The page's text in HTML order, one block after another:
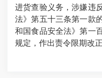
进货查验义务，涉嫌违
法》第五十三条第一款
和国食品安全法》第一
规定，作出责令限期改